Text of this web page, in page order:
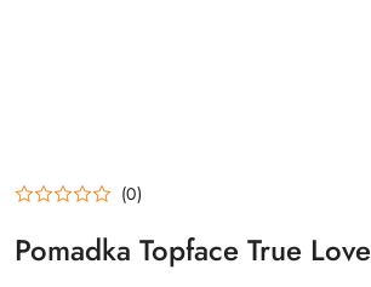
(0)
Pomadka Topface True Love